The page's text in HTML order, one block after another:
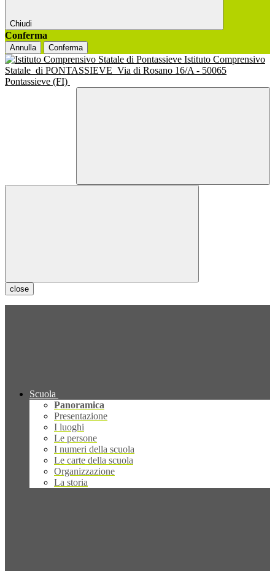
Chiudi
Conferma
Annulla Conferma
Istituto Comprensivo
Statale di PONTASSIEVE Via di Rosano 16/A - 50065
Pontassieve (FI)
close
Scuola
Panoramica
Presentazione
I luoghi
Le persone
I numeri della scuola
Le carte della scuola
Organizzazione
La storia